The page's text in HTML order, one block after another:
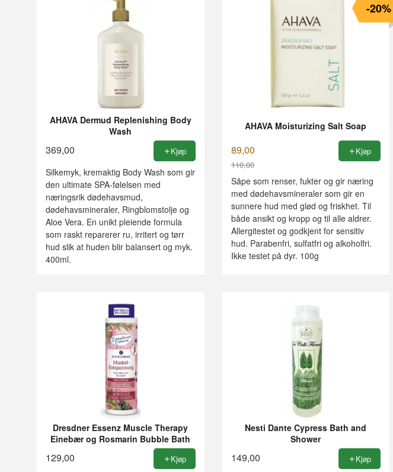
AHAVA Dermud Replenishing Body
Wash
369,00 Kjøp
Silkemyk, kremaktig Body Wash som gir
den ultimate SPA-følelsen med
næringsrik dødehavsmud,
dødehavsmineraler, Ringblomstolje og
Aloe Vera. En unikt pleiende formula
som raskt reparerer ru, irritert og tørr
hud slik at huden blir balansert og myk.
400ml.
AHAVA Moisturizing Salt Soap
89,00
110,00
Rabatt
-20%
Kjøp
Såpe som renser, fukter og gir næring
med dødehavsmineraler som gir en
sunnere hud med glød og friskhet. Til
både ansikt og kropp og til alle aldrer.
Allergitestet og godkjent for sensitiv
hud. Parabenfri, sulfatfri og alkoholfri.
Ikke testet på dyr. 100g
Dresdner Essenz Muscle Therapy
Einebær og Rosmarin Bubble Bath
129,00 Kjøp
Nesti Dante Cypress Bath and
Shower
149,00 Kjøp